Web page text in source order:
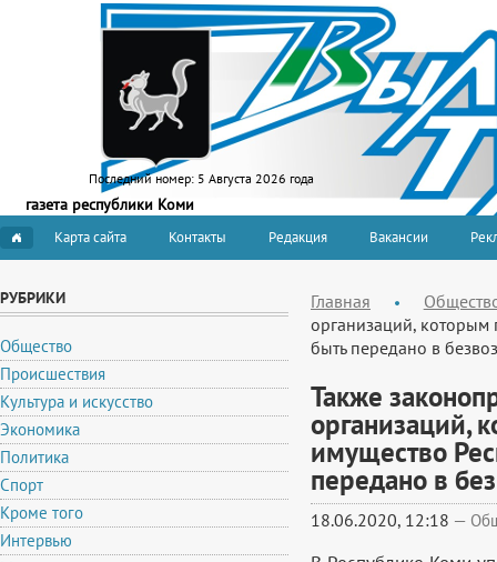
Последний номер: 5 Августа 2026 года
газета республики Коми
Карта сайта Контакты Редакция Вакансии
РУБРИКИ
Общество
Происшествия
Культура и искусство
Экономика
Политика
Спорт
Кроме того
Интервью
Главная
организаций, которым
быть передано в
Также
организаций,
имущество
передано в
18.06.2020, 12:18 —